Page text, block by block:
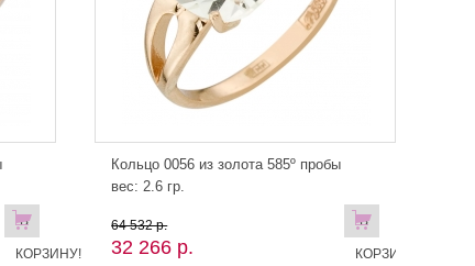
В
КОРЗИНУ!
Кольцо 0056 из золота 585º пробы
вес: 2.6 гр.
64 532 р.
32 266 р.
В
КОРЗИНУ!